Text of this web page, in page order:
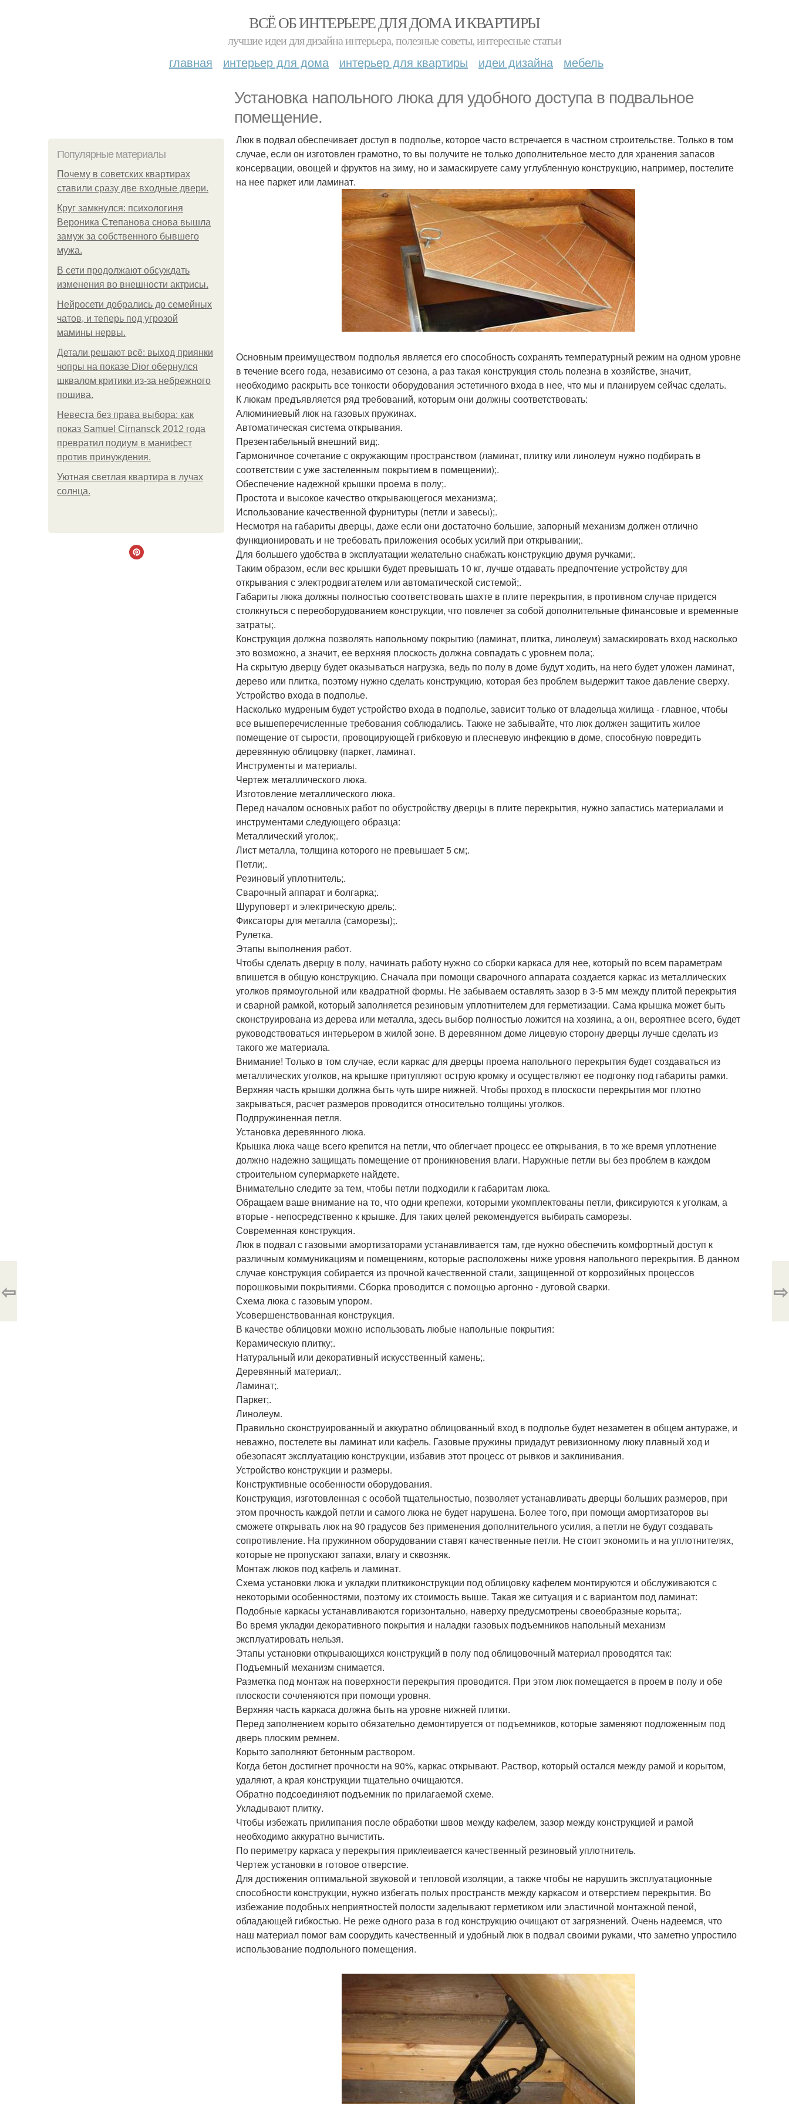
ВСЁ ОБ ИНТЕРЬЕРЕ ДЛЯ ДОМА И КВАРТИРЫ
лучшие идеи для дизайна интерьера, полезные советы, интересные статьи
главная интерьер для дома интерьер для квартиры идеи дизайна мебель
Установка напольного люка для удобного доступа в подвальное
помещение.
Популярные материалы
Почему в советских квартирах
ставили сразу две входные двери.
Круг замкнулся: психологиня
Вероника Степанова снова вышла
замуж за собственного бывшего
мужа.
В сети продолжают обсуждать
изменения во внешности актрисы.
Нейросети добрались до семейных
чатов, и теперь под угрозой
мамины нервы.
Детали решают всё: выход приянки
чопры на показе Dior обернулся
шквалом критики из-за небрежного
пошива.
Невеста без права выбора: как
показ Samuel Cirnansck 2012 года
превратил подиум в манифест
против принуждения.
Уютная светлая квартира в лучах
солнца.
Люк в подвал обеспечивает доступ в подполье, которое часто встречается в частном строительстве. Только в том
случае, если он изготовлен грамотно, то вы получите не только дополнительное место для хранения запасов
консервации, овощей и фруктов на зиму, но и замаскируете саму углубленную конструкцию, например, постелите
на нее паркет или ламинат.
Основным преимуществом подполья является его способность сохранять температурный режим на одном уровне
в течение всего года, независимо от сезона, а раз такая конструкция столь полезна в хозяйстве, значит,
необходимо раскрыть все тонкости оборудования эстетичного входа в нее, что мы и планируем сейчас сделать.
К люкам предъявляется ряд требований, которым они должны соответствовать:
Алюминиевый люк на газовых пружинах.
Автоматическая система открывания.
Презентабельный внешний вид;.
Гармоничное сочетание с окружающим пространством (ламинат, плитку или линолеум нужно подбирать в
соответствии с уже застеленным покрытием в помещении);.
Обеспечение надежной крышки проема в полу;.
Простота и высокое качество открывающегося механизма;.
Использование качественной фурнитуры (петли и завесы);.
Несмотря на габариты дверцы, даже если они достаточно большие, запорный механизм должен отлично
функционировать и не требовать приложения особых усилий при открывании;.
Для большего удобства в эксплуатации желательно снабжать конструкцию двумя ручками;.
Таким образом, если вес крышки будет превышать 10 кг, лучше отдавать предпочтение устройству для
открывания с электродвигателем или автоматической системой;.
Габариты люка должны полностью соответствовать шахте в плите перекрытия, в противном случае придется
столкнуться с переоборудованием конструкции, что повлечет за собой дополнительные финансовые и временные
затраты;.
Конструкция должна позволять напольному покрытию (ламинат, плитка, линолеум) замаскировать вход насколько
это возможно, а значит, ее верхняя плоскость должна совпадать с уровнем пола;.
На скрытую дверцу будет оказываться нагрузка, ведь по полу в доме будут ходить, на него будет уложен ламинат,
дерево или плитка, поэтому нужно сделать конструкцию, которая без проблем выдержит такое давление сверху.
Устройство входа в подполье.
Насколько мудреным будет устройство входа в подполье, зависит только от владельца жилища - главное, чтобы
все вышеперечисленные требования соблюдались. Также не забывайте, что люк должен защитить жилое
помещение от сырости, провоцирующей грибковую и плесневую инфекцию в доме, способную повредить
деревянную облицовку (паркет, ламинат.
Инструменты и материалы.
Чертеж металлического люка.
Изготовление металлического люка.
Перед началом основных работ по обустройству дверцы в плите перекрытия, нужно запастись материалами и
инструментами следующего образца:
Металлический уголок;.
Лист металла, толщина которого не превышает 5 см;.
Петли;.
Резиновый уплотнитель;.
Сварочный аппарат и болгарка;.
Шуруповерт и электрическую дрель;.
Фиксаторы для металла (саморезы);.
Рулетка.
Этапы выполнения работ.
Чтобы сделать дверцу в полу, начинать работу нужно со сборки каркаса для нее, который по всем параметрам
впишется в общую конструкцию. Сначала при помощи сварочного аппарата создается каркас из металлических
уголков прямоугольной или квадратной формы. Не забываем оставлять зазор в 3-5 мм между плитой перекрытия
и сварной рамкой, который заполняется резиновым уплотнителем для герметизации. Сама крышка может быть
сконструирована из дерева или металла, здесь выбор полностью ложится на хозяина, а он, вероятнее всего, будет
руководствоваться интерьером в жилой зоне. В деревянном доме лицевую сторону дверцы лучше сделать из
такого же материала.
Внимание! Только в том случае, если каркас для дверцы проема напольного перекрытия будет создаваться из
металлических уголков, на крышке притупляют острую кромку и осуществляют ее подгонку под габариты рамки.
Верхняя часть крышки должна быть чуть шире нижней. Чтобы проход в плоскости перекрытия мог плотно
закрываться, расчет размеров проводится относительно толщины уголков.
Подпружиненная петля.
Установка деревянного люка.
Крышка люка чаще всего крепится на петли, что облегчает процесс ее открывания, в то же время уплотнение
должно надежно защищать помещение от проникновения влаги. Наружные петли вы без проблем в каждом
строительном супермаркете найдете.
Внимательно следите за тем, чтобы петли подходили к габаритам люка.
Обращаем ваше внимание на то, что одни крепежи, которыми укомплектованы петли, фиксируются к уголкам, а
вторые - непосредственно к крышке. Для таких целей рекомендуется выбирать саморезы.
Современная конструкция.
Люк в подвал с газовыми амортизаторами устанавливается там, где нужно обеспечить комфортный доступ к
различным коммуникациям и помещениям, которые расположены ниже уровня напольного перекрытия. В данном
случае конструкция собирается из прочной качественной стали, защищенной от коррозийных процессов
порошковыми покрытиями. Сборка проводится с помощью аргонно - дуговой сварки.
Схема люка с газовым упором.
Усовершенствованная конструкция.
В качестве облицовки можно использовать любые напольные покрытия:
Керамическую плитку;.
Натуральный или декоративный искусственный камень;.
Деревянный материал;.
Ламинат;.
Паркет;.
Линолеум.
Правильно сконструированный и аккуратно облицованный вход в подполье будет незаметен в общем антураже, и
неважно, постелете вы ламинат или кафель. Газовые пружины придадут ревизионному люку плавный ход и
обезопасят эксплуатацию конструкции, избавив этот процесс от рывков и заклинивания.
Устройство конструкции и размеры.
Конструктивные особенности оборудования.
Конструкция, изготовленная с особой тщательностью, позволяет устанавливать дверцы больших размеров, при
этом прочность каждой петли и самого люка не будет нарушена. Более того, при помощи амортизаторов вы
сможете открывать люк на 90 градусов без применения дополнительного усилия, а петли не будут создавать
сопротивление. На пружинном оборудовании ставят качественные петли. Не стоит экономить и на уплотнителях,
которые не пропускают запахи, влагу и сквозняк.
Монтаж люков под кафель и ламинат.
Схема установки люка и укладки плиткиконструкции под облицовку кафелем монтируются и обслуживаются с
некоторыми особенностями, поэтому их стоимость выше. Такая же ситуация и с вариантом под ламинат:
Подобные каркасы устанавливаются горизонтально, наверху предусмотрены своеобразные корыта;.
Во время укладки декоративного покрытия и наладки газовых подъемников напольный механизм
эксплуатировать нельзя.
Этапы установки открывающихся конструкций в полу под облицовочный материал проводятся так:
Подъемный механизм снимается.
Разметка под монтаж на поверхности перекрытия проводится. При этом люк помещается в проем в полу и обе
плоскости сочленяются при помощи уровня.
Верхняя часть каркаса должна быть на уровне нижней плитки.
Перед заполнением корыто обязательно демонтируется от подъемников, которые заменяют подложенным под
дверь плоским ремнем.
Корыто заполняют бетонным раствором.
Когда бетон достигнет прочности на 90%, каркас открывают. Раствор, который остался между рамой и корытом,
удаляют, а края конструкции тщательно очищаются.
Обратно подсоединяют подъемник по прилагаемой схеме.
Укладывают плитку.
Чтобы избежать прилипания после обработки швов между кафелем, зазор между конструкцией и рамой
необходимо аккуратно вычистить.
По периметру каркаса у перекрытия приклеивается качественный резиновый уплотнитель.
Чертеж установки в готовое отверстие.
Для достижения оптимальной звуковой и тепловой изоляции, а также чтобы не нарушить эксплуатационные
способности конструкции, нужно избегать полых пространств между каркасом и отверстием перекрытия. Во
избежание подобных неприятностей полости заделывают герметиком или эластичной монтажной пеной,
обладающей гибкостью. Не реже одного раза в год конструкцию очищают от загрязнений. Очень надеемся, что
наш материал помог вам соорудить качественный и удобный люк в подвал своими руками, что заметно упростило
использование подпольного помещения.
⇦ ⇨